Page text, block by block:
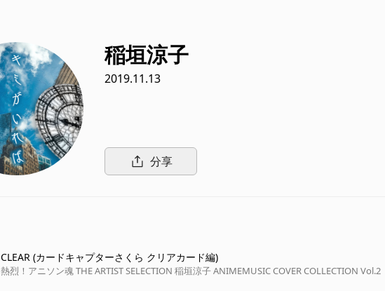
稲垣涼子
2019.11.13
分享
CLEAR (カードキャプターさくら クリアカード編)
熱烈！アニソン魂 THE ARTIST SELECTION 稲垣涼子 ANIMEMUSIC COVER COLLECTION Vol.2